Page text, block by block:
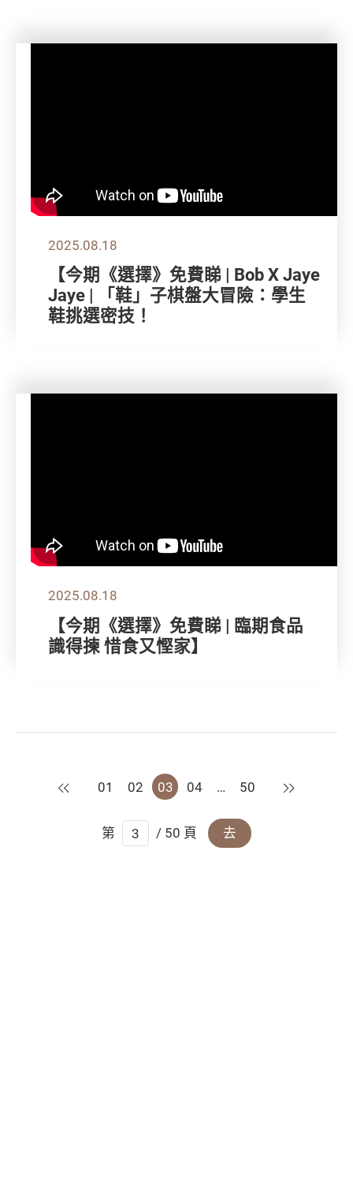
2025.08.18
【今期《選擇》免費睇 | Bob X Jaye
Jaye | 「鞋」子棋盤大冒險：學生
鞋挑選密技！
2025.08.18
【今期《選擇》免費睇 | 臨期食品
識得揀 惜食又慳家】
上一頁
01 02 03 04 … 50 下一頁
第 / 50 頁 去